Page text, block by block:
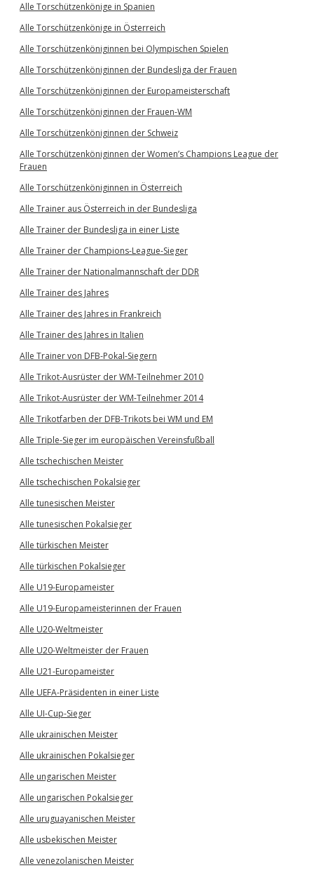
Alle Torschützenkönige in Spanien
Alle Torschützenkönige in Österreich
Alle Torschützenköniginnen bei Olympischen Spielen
Alle Torschützenköniginnen der Bundesliga der Frauen
Alle Torschützenköniginnen der Europameisterschaft
Alle Torschützenköniginnen der Frauen-WM
Alle Torschützenköniginnen der Schweiz
Alle Torschützenköniginnen der Women’s Champions League der
Frauen
Alle Torschützenköniginnen in Österreich
Alle Trainer aus Österreich in der Bundesliga
Alle Trainer der Bundesliga in einer Liste
Alle Trainer der Champions-League-Sieger
Alle Trainer der Nationalmannschaft der DDR
Alle Trainer des Jahres
Alle Trainer des Jahres in Frankreich
Alle Trainer des Jahres in Italien
Alle Trainer von DFB-Pokal-Siegern
Alle Trikot-Ausrüster der WM-Teilnehmer 2010
Alle Trikot-Ausrüster der WM-Teilnehmer 2014
Alle Trikotfarben der DFB-Trikots bei WM und EM
Alle Triple-Sieger im europäischen Vereinsfußball
Alle tschechischen Meister
Alle tschechischen Pokalsieger
Alle tunesischen Meister
Alle tunesischen Pokalsieger
Alle türkischen Meister
Alle türkischen Pokalsieger
Alle U19-Europameister
Alle U19-Europameisterinnen der Frauen
Alle U20-Weltmeister
Alle U20-Weltmeister der Frauen
Alle U21-Europameister
Alle UEFA-Präsidenten in einer Liste
Alle UI-Cup-Sieger
Alle ukrainischen Meister
Alle ukrainischen Pokalsieger
Alle ungarischen Meister
Alle ungarischen Pokalsieger
Alle uruguayanischen Meister
Alle usbekischen Meister
Alle venezolanischen Meister